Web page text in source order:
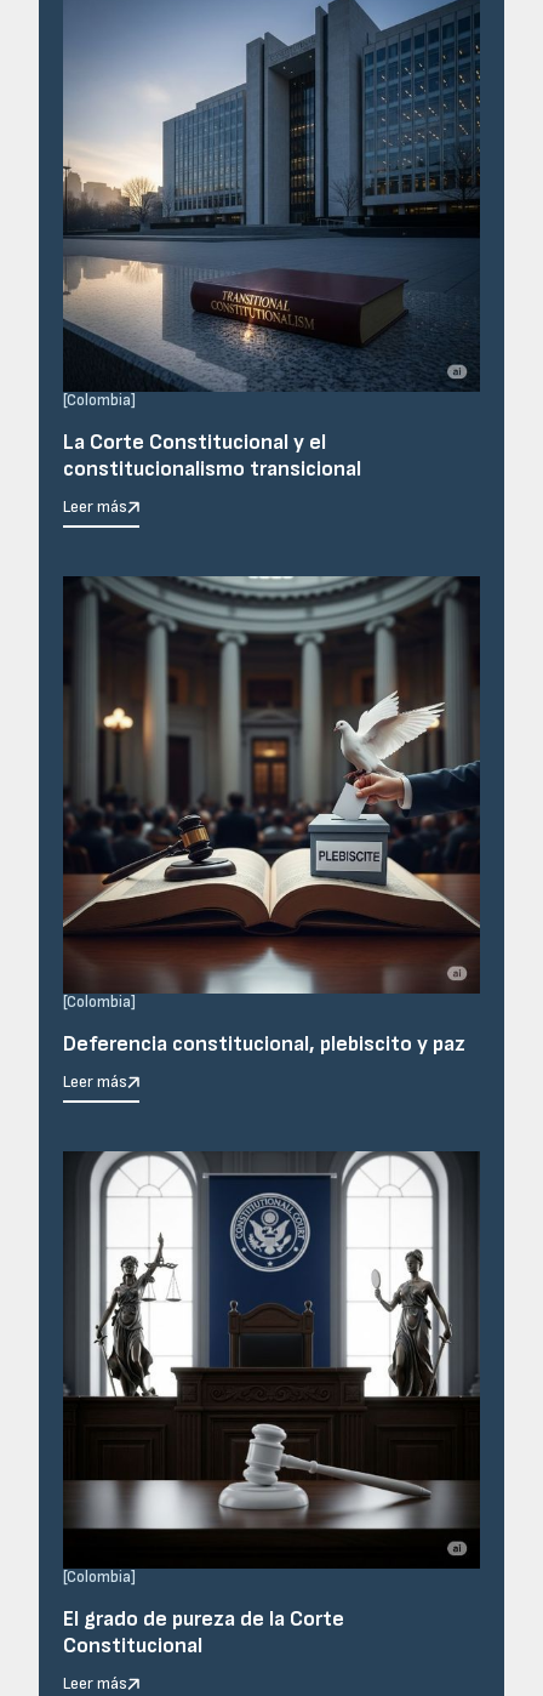
[Colombia]
La Corte Constitucional y el
constitucionalismo transicional
Leer más
[Colombia]
Deferencia constitucional, plebiscito y paz
Leer más
[Colombia]
El grado de pureza de la Corte
Constitucional
Leer más